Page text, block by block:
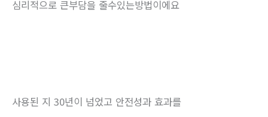
심리적으로 큰부담을 줄수있는방법이에요
사용된 지 30년이 넘었고 안전성과 효과를